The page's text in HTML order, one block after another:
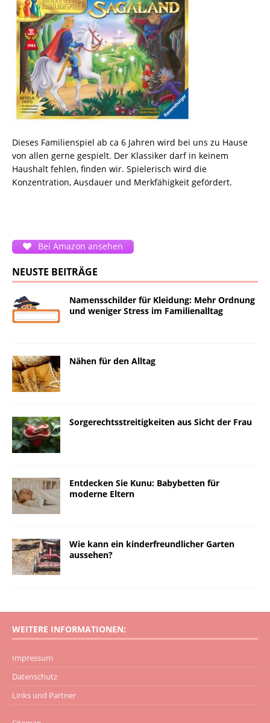
Dieses Familienspiel ab ca 6 Jahren wird bei uns zu Hause
von allen gerne gespielt. Der Klassiker darf in keinem
Haushalt fehlen, finden wir. Spielerisch wird die
Konzentration, Ausdauer und Merkfähigkeit gefördert.
Bei Amazon ansehen
NEUSTE BEITRÄGE
Namensschilder für Kleidung: Mehr Ordnung
und weniger Stress im Familienalltag
Nähen für den Alltag
Sorgerechtsstreitigkeiten aus Sicht der Frau
Entdecken Sie Kunu: Babybetten für
moderne Eltern
Wie kann ein kinderfreundlicher Garten
aussehen?
WEITERE INFORMATIONEN:
Impressum
Datenschutz
Links und Partner